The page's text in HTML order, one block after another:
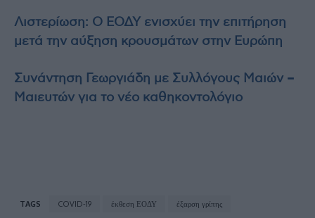
Λιστερίωση: Ο ΕΟΔΥ ενισχύει την επιτήρηση
μετά την αύξηση κρουσμάτων στην Ευρώπη
Συνάντηση Γεωργιάδη με Συλλόγους Μαιών –
Μαιευτών για το νέο καθηκοντολόγιο
TAGS COVID-19 έκθεση ΕΟΔΥ έξαρση γρίπης